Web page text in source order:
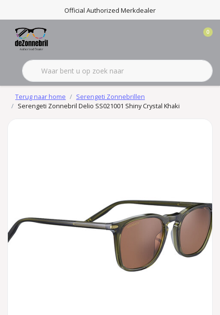
Official Authorized Merkdealer
0
Terug naar home
Serengeti Zonnebrillen
Serengeti Zonnebril Delio SS021001 Shiny Crystal Khaki